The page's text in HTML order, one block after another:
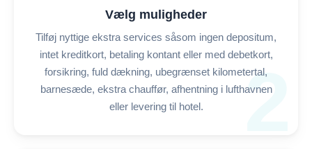
2
Vælg muligheder
Tilføj nyttige ekstra services såsom ingen depositum,
intet kreditkort, betaling kontant eller med debetkort,
forsikring, fuld dækning, ubegrænset kilometertal,
barnesæde, ekstra chauffør, afhentning i lufthavnen
eller levering til hotel.